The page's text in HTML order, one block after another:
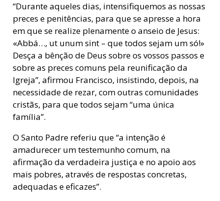
“Durante aqueles dias, intensifiquemos as nossas
preces e penitências, para que se apresse a hora
em que se realize plenamente o anseio de Jesus:
«Abbá…, ut unum sint – que todos sejam um só!»
Desça a bênção de Deus sobre os vossos passos e
sobre as preces comuns pela reunificação da
Igreja”, afirmou Francisco, insistindo, depois, na
necessidade de rezar, com outras comunidades
cristãs, para que todos sejam “uma única
família”.
O Santo Padre referiu que “a intenção é
amadurecer um testemunho comum, na
afirmação da verdadeira justiça e no apoio aos
mais pobres, através de respostas concretas,
adequadas e eficazes”.